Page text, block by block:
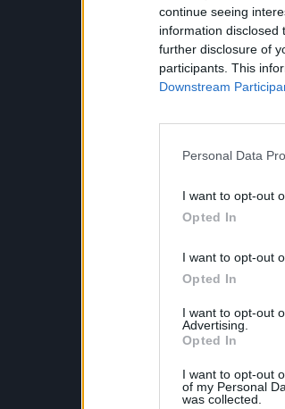
continue seeing
information disclosed
further disclosure of
participants. This
Downstream
Personal Data
I want to opt-out
Opted In
I want to opt-out
Opted In
I want to opt-out
Advertising.
Opted In
I want to opt-out
of my Personal
was collected.